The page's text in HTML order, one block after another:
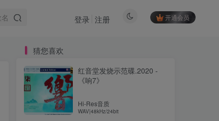
开通会员
登录 注册
猜您喜欢
红音堂发烧示范碟.2020 -
《响7》
Hi-Res音质
WAV|48kHz/24bit